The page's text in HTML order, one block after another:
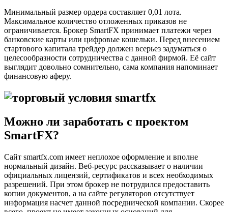
Минимальный размер ордера составляет 0,01 лота.
Максимальное количество отложенных приказов не
ограничивается. Брокер SmartFX принимает платежи через
банковские карты или цифровые кошельки. Перед внесением
стартового капитала трейдер должен всерьез задуматься о
целесообразности сотрудничества с данной фирмой. Её сайт
выглядит довольно сомнительно, сама компания напоминает
финансовую аферу.
Можно ли заработать с проектом
SmartFX?
Сайт smartfx.com имеет неплохое оформление и вполне
нормальный дизайн. Веб-ресурс рассказывает о наличии
официальных лицензий, сертификатов и всех необходимых
разрешений. При этом брокер не потрудился предоставить
копии документов, а на сайте регуляторов отсутствует
информация насчет данной посреднической компании. Скорее